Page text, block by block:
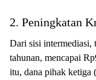
2. Peningkatan
Dari sisi intermediasi,
tahunan, mencapai
itu, dana pihak ketiga